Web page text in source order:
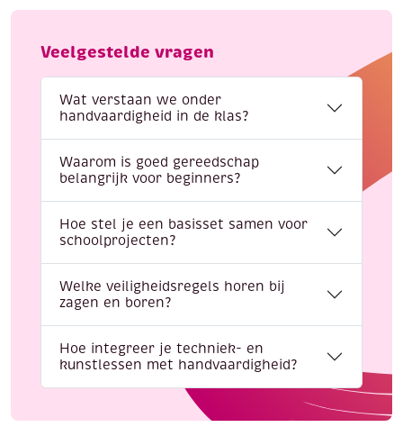
Veelgestelde vragen
Wat verstaan we onder
handvaardigheid in de klas?
Waarom is goed gereedschap
belangrijk voor beginners?
Hoe stel je een basisset samen voor
schoolprojecten?
Welke veiligheidsregels horen bij
zagen en boren?
Hoe integreer je techniek- en
kunstlessen met handvaardigheid?